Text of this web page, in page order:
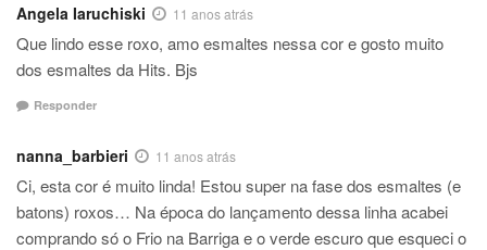
Angela Iaruchiski 11 anos atrás
Que lindo esse roxo, amo esmaltes nessa cor e gosto muito
dos esmaltes da Hits. Bjs
Responder
nanna_barbieri 11 anos atrás
Ci, esta cor é muito linda! Estou super na fase dos esmaltes (e
batons) roxos… Na época do lançamento dessa linha acabei
comprando só o Frio na Barriga e o verde escuro que esqueci o